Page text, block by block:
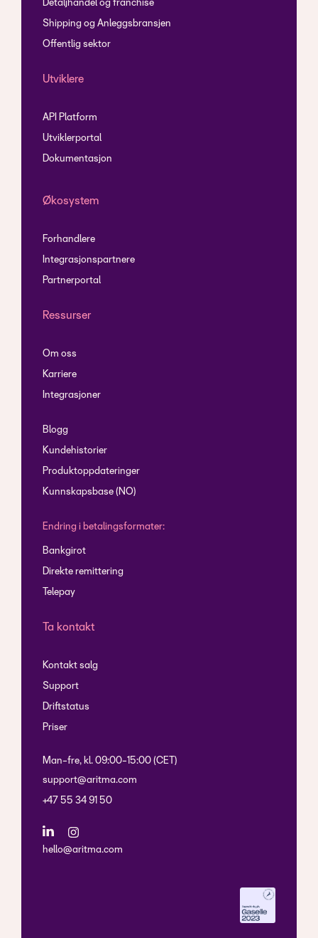
Detaljhandel og franchise
Shipping og Anleggsbransjen
Offentlig sektor
Utviklere
API Platform
Utviklerportal
Dokumentasjon
Økosystem
Forhandlere
Integrasjonspartnere
Partnerportal
Ressurser
Om oss
Karriere
Integrasjoner
Blogg
Kundehistorier
Produktoppdateringer
Kunnskapsbase (NO)
Endring i betalingsformater:
Bankgirot
Direkte remittering
Telepay
Ta kontakt
Kontakt salg
Support
Driftstatus
Priser
Man-fre, kl. 09:00-15:00 (CET)
support@aritma.com
+47 55 34 91 50
hello@aritma.com